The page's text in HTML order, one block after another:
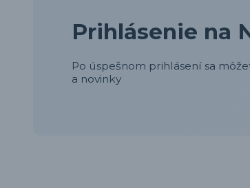
Prihlásenie na
Po úspešnom prihlásení sa
a novinky